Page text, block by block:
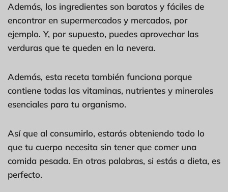
Además, los ingredientes son baratos y fáciles de
encontrar en supermercados y mercados, por
ejemplo. Y, por supuesto, puedes aprovechar las
verduras que te queden en la nevera.
Además, esta receta también funciona porque
contiene todas las vitaminas, nutrientes y minerales
esenciales para tu organismo.
Así que al consumirlo, estarás obteniendo todo lo
que tu cuerpo necesita sin tener que comer una
comida pesada. En otras palabras, si estás a dieta, es
perfecto.